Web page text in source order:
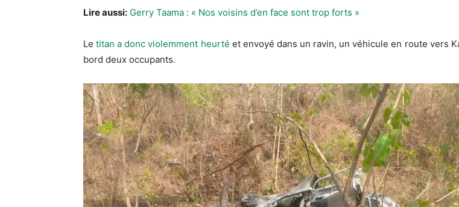
Lire aussi: Gerry Taama : « Nos voisins d’en face sont trop forts »
Letitan a donc violemment heurté et envoyé dans un ravin, un véhicule en route vers
bord deux occupants.